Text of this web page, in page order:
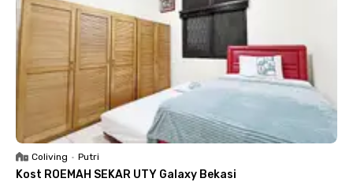
Coliving • Putri
Kost ROEMAH SEKAR UTY Galaxy Bekasi